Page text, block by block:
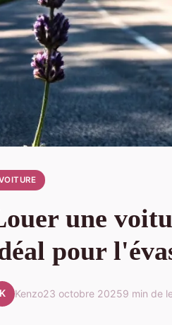
une
pour
K Kenzo23 octobre 20259 min de